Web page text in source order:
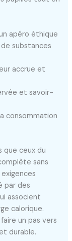
apéro éthique
de substances
accrue et
et savoir-
consommation
que ceux du
sans
par des
associent
calorique.
un pas vers
durable.